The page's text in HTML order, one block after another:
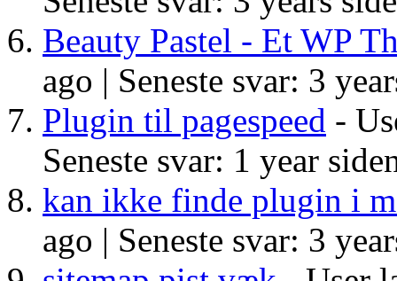
Beauty Pastel - Et WP
ago | Seneste svar: 3
Plugin til pagespeed -
Seneste svar: 1 year
kan ikke finde plugin i
ago | Seneste svar: 3